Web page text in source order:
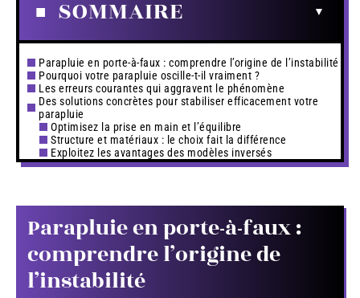
SOMMAIRE
Parapluie en porte-à-faux : comprendre l’origine de l’instabilité
Pourquoi votre parapluie oscille-t-il vraiment ?
Les erreurs courantes qui aggravent le phénomène
Des solutions concrètes pour stabiliser efficacement votre
parapluie
Optimisez la prise en main et l’équilibre
Structure et matériaux : le choix fait la différence
Exploitez les avantages des modèles inversés
Parapluie en porte-à-faux :
comprendre l’origine de
l’instabilité